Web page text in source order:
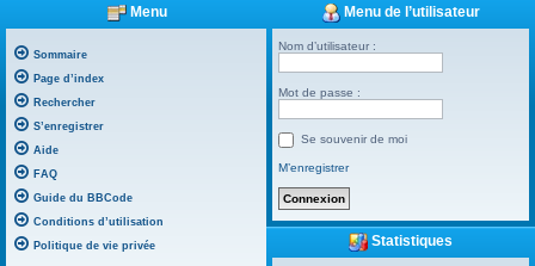
Menu
Sommaire
Page d’index
Rechercher
S’enregistrer
Aide
FAQ
Guide du BBCode
Conditions d’utilisation
Politique de vie privée
Menu de l’utilisateur
Nom d’utilisateur :
Mot de passe :
Se souvenir de moi
M’enregistrer
Statistiques